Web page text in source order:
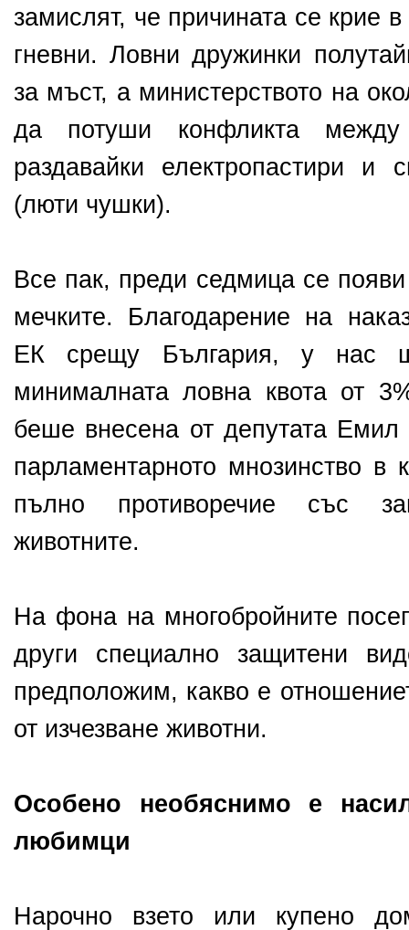
замислят, че причината се крие
гневни. Ловни дружинки
за мъст, а министерството на
да потуши конфликта
раздавайки електропастири и
(люти чушки).
Все пак, преди седмица се
мечките. Благодарение на
ЕК срещу България, у нас
минималната ловна квота от
беше внесена от депутата
парламентарното мнозинство в
пълно противоречие със
животните.
На фона на многобройните
други специално защитени
предположим, какво е
от изчезване животни.
Особено необяснимо е
любимци
Нарочно взето или купено